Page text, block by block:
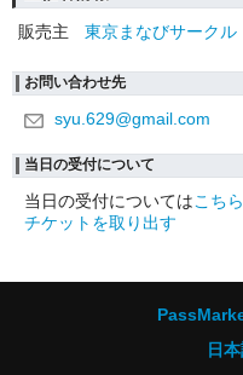
販売主
東京まなびサークル
お問い合わせ先
syu.629@gmail.com
当日の受付について
当日の受付についてはこちら
チケットを取り出す
日